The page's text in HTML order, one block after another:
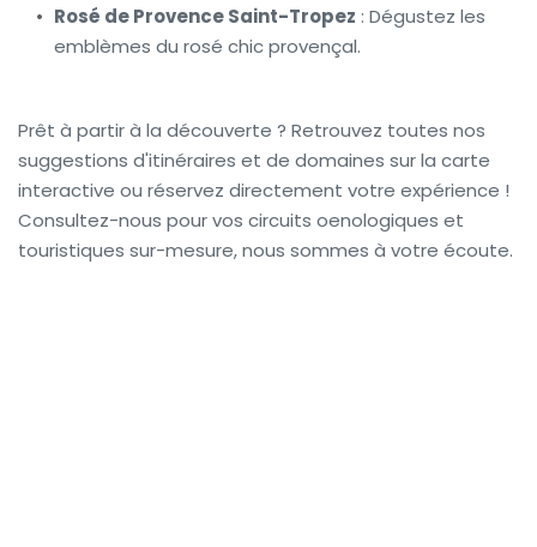
Rosé de Provence Saint-Tropez : Dégustez les
emblèmes du rosé chic provençal.
Prêt à partir à la découverte ? Retrouvez toutes nos
suggestions d'itinéraires et de domaines sur la carte
interactive ou réservez directement votre expérience !
Consultez-nous pour vos circuits oenologiques et
touristiques sur-mesure, nous sommes à votre écoute.